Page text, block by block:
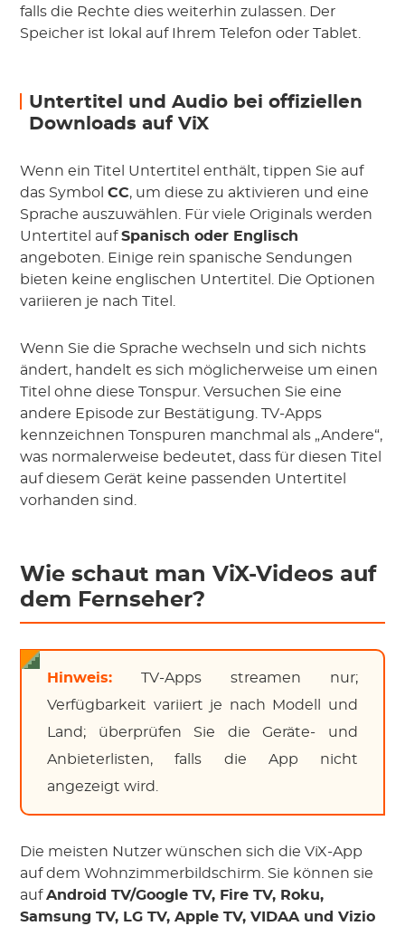
falls die Rechte dies weiterhin zulassen. Der
Speicher ist lokal auf Ihrem Telefon oder Tablet.
Untertitel und Audio bei offiziellen
Downloads auf ViX
Wenn ein Titel Untertitel enthält, tippen Sie auf
das SymbolCC, um diese zu aktivieren und eine
Sprache auszuwählen. Für viele Originals werden
Untertitel aufSpanisch oder Englisch
angeboten. Einige rein spanische Sendungen
bieten keine englischen Untertitel. Die Optionen
variieren je nach Titel.
Wenn Sie die Sprache wechseln und sich nichts
ändert, handelt es sich möglicherweise um einen
Titel ohne diese Tonspur. Versuchen Sie eine
andere Episode zur Bestätigung. TV-Apps
kennzeichnen Tonspuren manchmal als „Andere“,
was normalerweise bedeutet, dass für diesen Titel
auf diesem Gerät keine passenden Untertitel
vorhanden sind.
Wie schaut man ViX-Videos auf
dem Fernseher?
Hinweis: TV-Apps streamen nur;
Verfügbarkeit variiert je nach Modell und
Land; überprüfen Sie die Geräte- und
Anbieterlisten, falls die App nicht
angezeigt wird.
Die meisten Nutzer wünschen sich die ViX-App
auf dem Wohnzimmerbildschirm. Sie können sie
aufAndroid TV/Google TV, Fire TV, Roku,
Samsung TV, LG TV, Apple TV, VIDAA und Vizio